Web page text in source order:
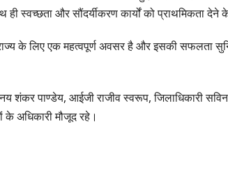
स्वच्छता और सौंदर्यीकरण कार्यों को प्राथमिकता देने के
के लिए एक महत्वपूर्ण अवसर है और इसकी सफलता
शंकर पाण्डेय, आईजी राजीव स्वरूप, जिलाधिकारी
के अधिकारी मौजूद रहे।